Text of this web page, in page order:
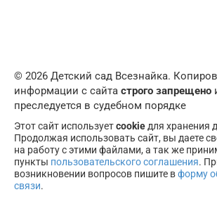
© 2026 Детский сад Всезнайка.
информации с сайта строго запрещено
преследуется в судебном порядке
Этот сайт используетcookie для хранения
Продолжая использовать сайт, вы даете
на работу с этими файлами, а так же
пункты пользовательского соглашения.
возникновении вопросов пишите вформу
связи.